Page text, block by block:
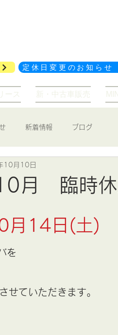
定休日変更のお知らせ
ース 新・中古車販売
新着情報 ブログ
月 臨時休
10月10日
14日(土)
を
せていただきます。